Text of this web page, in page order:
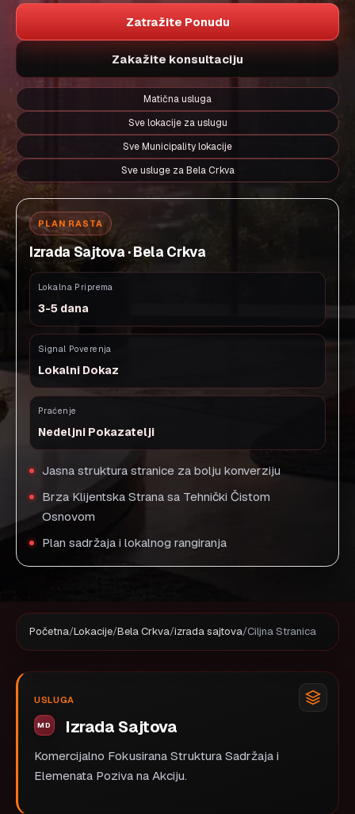
Zatražite Ponudu
Zakažite konsultaciju
Matična usluga
Sve lokacije za uslugu
Sve Municipality lokacije
Sve usluge za Bela Crkva
PLAN RASTA
Izrada Sajtova · Bela Crkva
Lokalna Priprema
3-5 dana
Signal Poverenja
Lokalni Dokaz
Praćenje
Nedeljni Pokazatelji
Jasna struktura stranice za bolju konverziju
Brza Klijentska Strana sa Tehnički Čistom
Osnovom
Plan sadržaja i lokalnog rangiranja
Početna/Lokacije/Bela Crkva/izrada sajtova/Ciljna Stranica
USLUGA
Izrada Sajtova
Komercijalno Fokusirana Struktura Sadržaja i
Elemenata Poziva na Akciju.